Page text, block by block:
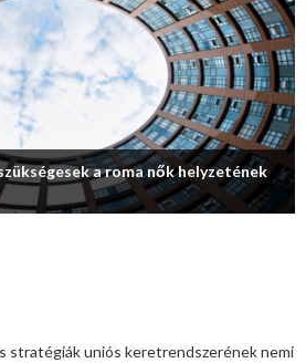
a roma nők helyzetének
stratégiák uniós keretrendszerének nemi